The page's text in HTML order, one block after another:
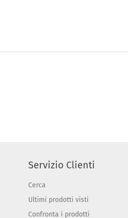
Servizio Clienti
Cerca
Ultimi prodotti visti
Confronta i prodotti